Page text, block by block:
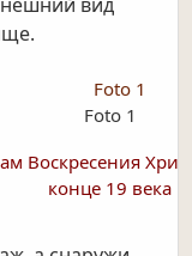
Foto 1
Воскресения
конце 19 века